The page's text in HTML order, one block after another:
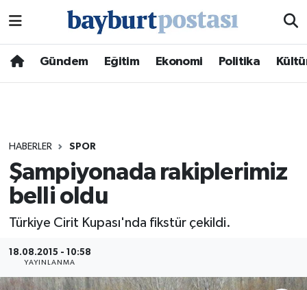
Gündem Eğitim Ekonomi Politika
HABERLER SPOR
Şampiyonada rakiplerimiz
belli oldu
Türkiye Cirit Kupası'nda fikstür çekildi.
18.08.2015 - 10:58
YAYINLANMA
Hava Durumu
Süper Lig Puan Durumu ve Fikstür
Tüm Manşetler
Son Dakika Haberleri